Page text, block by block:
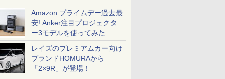
Amazon プライムデー過去最
安! Anker注目プロジェクタ
ー3モデルを使ってみた
レイズのプレミアムカー向け
ブランドHOMURAから
「2×9R」が登場！